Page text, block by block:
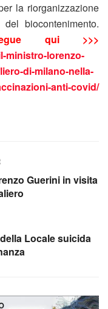
la riorganizzazione
biocontenimento.
qui >>>
ministro-lorenzo-
di-milano-nella-
anti-covid/
Guerini in visita
Locale suicida